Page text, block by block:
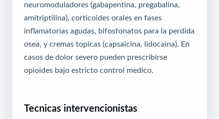
neuromoduladores (gabapentina, pregabalina,
amitriptilina), corticoides orales en fases
inflamatorias agudas, bifosfonatos para la perdida
osea, y cremas topicas (capsaicina, lidocaina). En
casos de dolor severo pueden prescribirse
opioides bajo estricto control medico.
Tecnicas intervencionistas